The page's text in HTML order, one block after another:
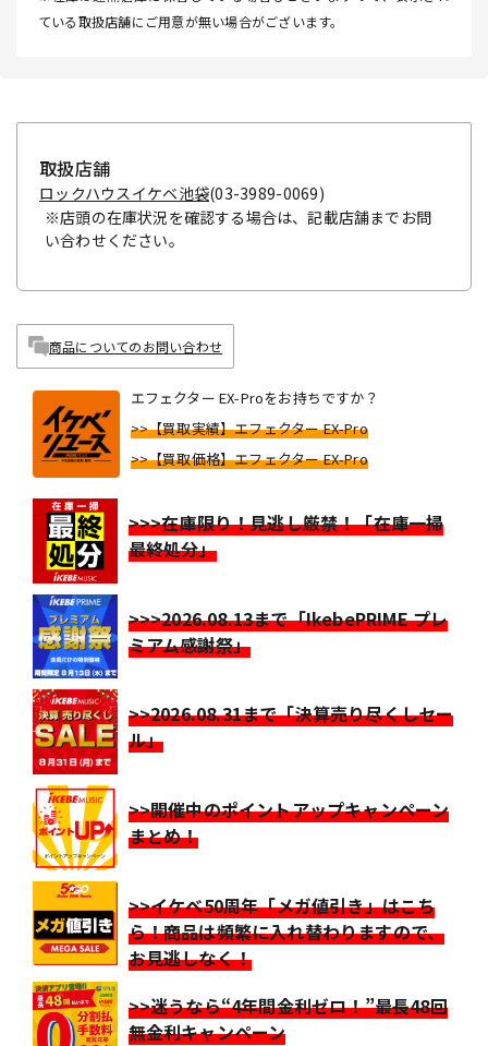
ている取扱店舗にご用意が無い場合がございます。
取扱店舗
ロックハウスイケベ池袋(03-3989-0069)
※店頭の在庫状況を確認する場合は、記載店舗までお問
い合わせください。
商品についてのお問い合わせ
エフェクター EX-Proをお持ちですか？
>>【買取実績】エフェクター EX-Pro
>>【買取価格】エフェクター EX-Pro
>>>在庫限り！見逃し厳禁！「在庫一掃
最終処分」
>>>2026.08.13まで「IkebePRIME プレ
ミアム感謝祭」
>>2026.08.31まで「決算売り尽くしセー
ル」
>>開催中のポイントアップキャンペーン
まとめ！
>>イケベ50周年「メガ値引き」はこち
ら！商品は頻繁に入れ替わりますので、
お見逃しなく！
>>迷うなら“4年間金利ゼロ！”最長48回
無金利キャンペーン